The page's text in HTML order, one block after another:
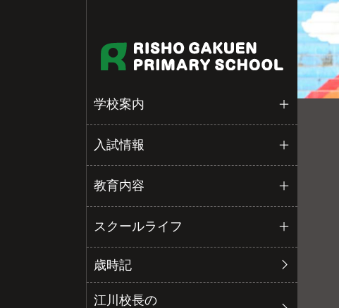
学校案内
入試情報
教育内容
スクールライフ
歳時記
江川校長の